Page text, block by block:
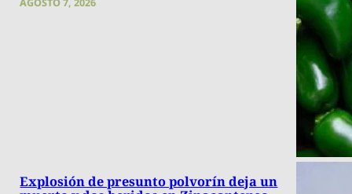
AGOSTO 7, 2026
Explosión de presunto polvorín deja un